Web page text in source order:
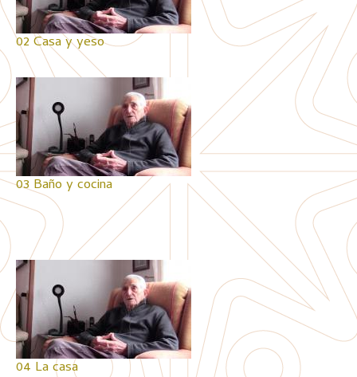
02 Casa y yeso
03 Baño y cocina
04 La casa